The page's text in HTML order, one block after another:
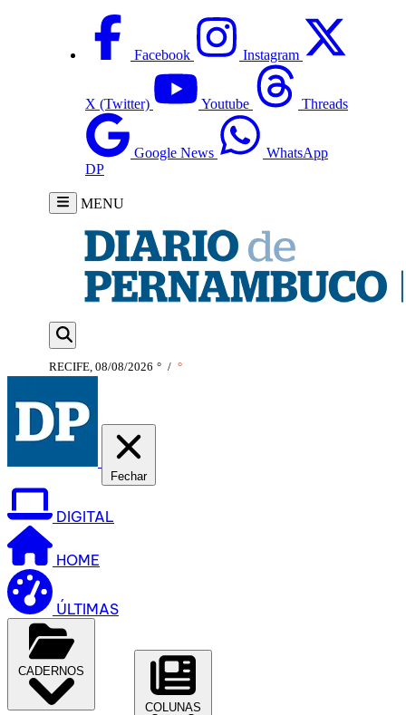
Facebook Instagram
X (Twitter) Youtube Threads
Google News
WhatsApp
DP
MENU
RECIFE, 08/08/2026 ° / °
Fechar
DIGITAL
HOME
ÚLTIMAS
CADERNOS
COLUNAS